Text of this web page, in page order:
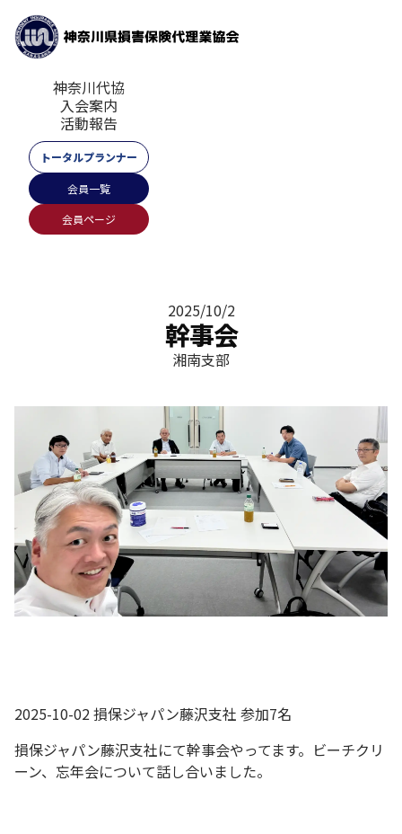
神奈川代協
入会案内
活動報告
トータルプランナー
会員一覧
会員ページ
2025/10/2
幹事会
湘南支部
2025-10-02 損保ジャパン藤沢支社 参加7名
損保ジャパン藤沢支社にて幹事会やってます。ビーチクリ
ーン、忘年会について話し合いました。